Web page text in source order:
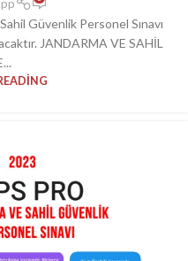
Güvenlik Personel Sınavı
JANDARMA VE SAHİL